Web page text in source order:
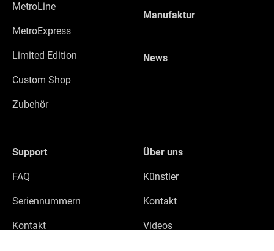
MetroLine
MetroExpress
Limited Edition
Custom Shop
Zubehör
Manufaktur
News
Support
FAQ
Seriennummern
Kontakt
Über uns
Künstler
Kontakt
Videos